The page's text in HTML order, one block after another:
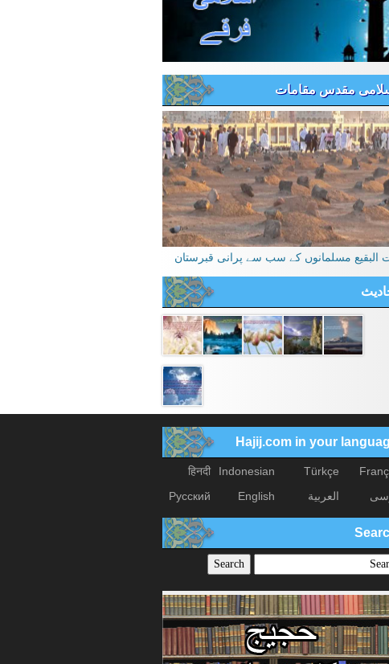
مقدس مقامات
البقیع مسلمانوں کے سب سے پرانی قبرستان
Hajij.com in your
Türkçe
Indonesian
हिनदी
العربیة English
Русский